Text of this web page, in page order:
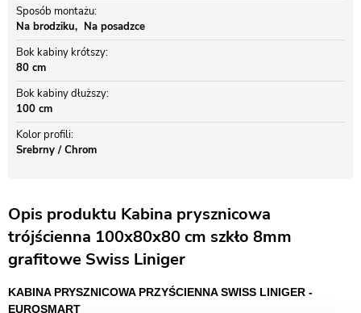
Sposób montażu
Na brodziku
Na posadzce
Bok kabiny krótszy
80 cm
Bok kabiny dłuższy
100 cm
Kolor profili
Srebrny / Chrom
Opis produktu Kabina prysznicowa
trójścienna 100x80x80 cm szkło 8mm
grafitowe Swiss Liniger
KABINA PRYSZNICOWA PRZYŚCIENNA SWISS LINIGER -
EUROSMART